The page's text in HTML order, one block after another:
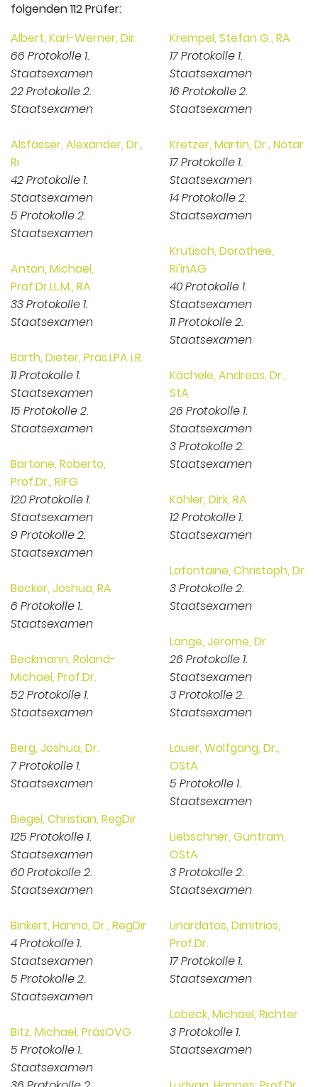
folgenden 112 Prüfer:
Albert, Karl-Werner, Dir.
66 Protokolle 1.
Staatsexamen
22 Protokolle 2.
Staatsexamen
Alsfasser, Alexander, Dr.,
Ri
42 Protokolle 1.
Staatsexamen
5 Protokolle 2.
Staatsexamen
Anton, Michael,
Prof.Dr.LL.M., RA
33 Protokolle 1.
Staatsexamen
Barth, Dieter, Präs.LPA i.R.
11 Protokolle 1.
Staatsexamen
15 Protokolle 2.
Staatsexamen
Bartone, Roberto,
Prof.Dr., RiFG
120 Protokolle 1.
Staatsexamen
9 Protokolle 2.
Staatsexamen
Becker, Joshua, RA
6 Protokolle 1.
Staatsexamen
Beckmann, Roland-
Michael, Prof.Dr.
52 Protokolle 1.
Staatsexamen
Berg, Joshua, Dr.
7 Protokolle 1.
Staatsexamen
Biegel, Christian, RegDir
125 Protokolle 1.
Staatsexamen
60 Protokolle 2.
Staatsexamen
Binkert, Hanno, Dr., RegDir
4 Protokolle 1.
Staatsexamen
5 Protokolle 2.
Staatsexamen
Bitz, Michael, PräsOVG
5 Protokolle 1.
Staatsexamen
Krempel, Stefan G., RA
17 Protokolle 1.
Staatsexamen
16 Protokolle 2.
Staatsexamen
Kretzer, Martin, Dr., Notar
17 Protokolle 1.
Staatsexamen
14 Protokolle 2.
Staatsexamen
Krutisch, Dorothee,
Ri'inAG
40 Protokolle 1.
Staatsexamen
11 Protokolle 2.
Staatsexamen
Kächele, Andreas, Dr.,
StA
26 Protokolle 1.
Staatsexamen
3 Protokolle 2.
Staatsexamen
Köhler, Dirk, RA
12 Protokolle 1.
Staatsexamen
Lafontaine, Christoph, Dr.
3 Protokolle 2.
Staatsexamen
Lange, Jerome, Dr.
26 Protokolle 1.
Staatsexamen
3 Protokolle 2.
Staatsexamen
Lauer, Wolfgang, Dr.,
OStA
5 Protokolle 1.
Staatsexamen
Liebschner, Guntram,
OStA
3 Protokolle 2.
Staatsexamen
Linardatos, Dimitrios,
Prof.Dr.
17 Protokolle 1.
Staatsexamen
Lobeck, Michael, Richter
3 Protokolle 1.
Staatsexamen